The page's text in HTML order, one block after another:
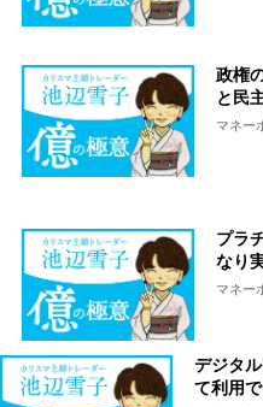
政権
と民
マネー
プラ
なり
マネー
デジタ
て利用